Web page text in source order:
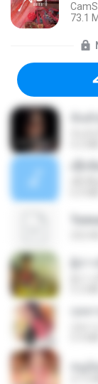
73.1
กุหล
หนู